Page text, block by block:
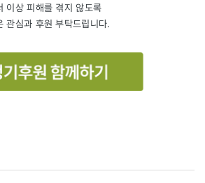
이상 피해를 겪지 않도록
관심과 후원 부탁드립니다.